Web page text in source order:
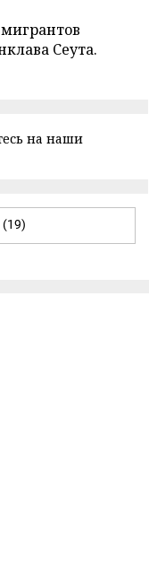
Сеута.
на наши
(19)